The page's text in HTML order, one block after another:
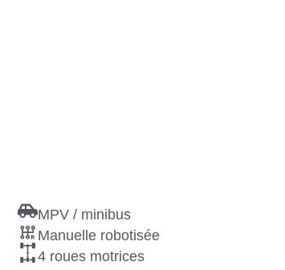
MPV / minibus
Manuelle robotisée
4 roues motrices